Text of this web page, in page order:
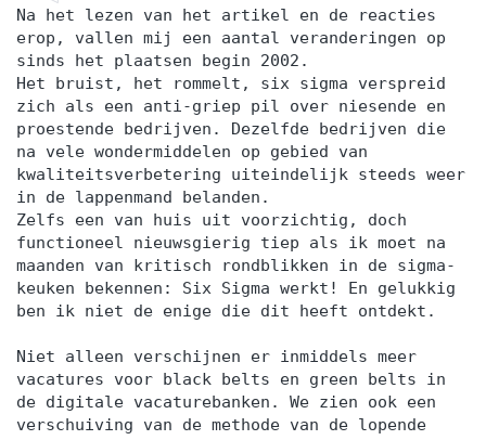
Na het lezen van het artikel en de reacties
erop, vallen mij een aantal veranderingen op
sinds het plaatsen begin 2002.
Het bruist, het rommelt, six sigma verspreid
zich als een anti-griep pil over niesende en
proestende bedrijven. Dezelfde bedrijven die
na vele wondermiddelen op gebied van
kwaliteitsverbetering uiteindelijk steeds weer
in de lappenmand belanden.
Zelfs een van huis uit voorzichtig, doch
functioneel nieuwsgierig tiep als ik moet na
maanden van kritisch rondblikken in de sigma-
keuken bekennen: Six Sigma werkt! En gelukkig
ben ik niet de enige die dit heeft ontdekt.
Niet alleen verschijnen er inmiddels meer
vacatures voor black belts en green belts in
de digitale vacaturebanken. We zien ook een
verschuiving van de methode van de lopende